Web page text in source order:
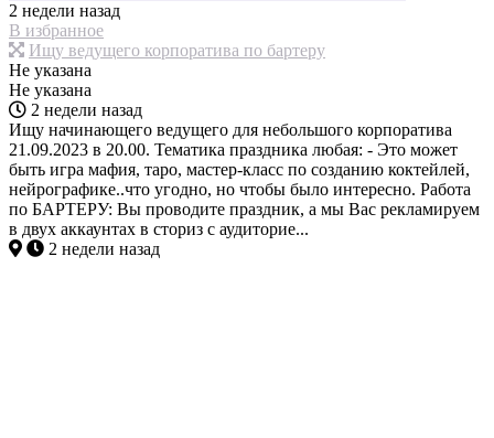
2 недели назад
В избранное
Ищу ведущего корпоратива по бартеру
Не указана
Не указана
2 недели назад
Ищу начинающего ведущего для небольшого корпоратива
21.09.2023 в 20.00. Тематика праздника любая: - Это может
быть игра мафия, таро, мастер-класс по созданию коктейлей,
нейрографике..что угодно, но чтобы было интересно. Работа
по БАРТЕРУ: Вы проводите праздник, а мы Вас рекламируем
в двух аккаунтах в сториз с аудиторие...
2 недели назад